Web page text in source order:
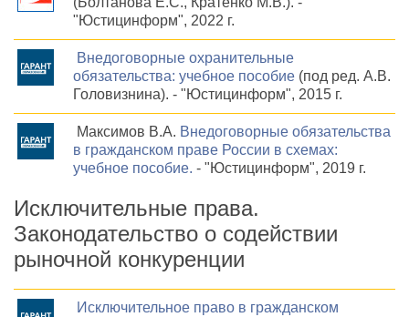
"Юстицинформ", 2022 г.
Внедоговорные охранительные
обязательства: учебное пособие (под ред. А.В.
Головизнина). - "Юстицинформ", 2015 г.
Максимов В.А. Внедоговорные обязательства
в гражданском праве России в схемах:
учебное пособие. - "Юстицинформ", 2019 г.
Исключительные права.
Законодательство о содействии
рыночной конкуренции
Исключительное право в гражданском